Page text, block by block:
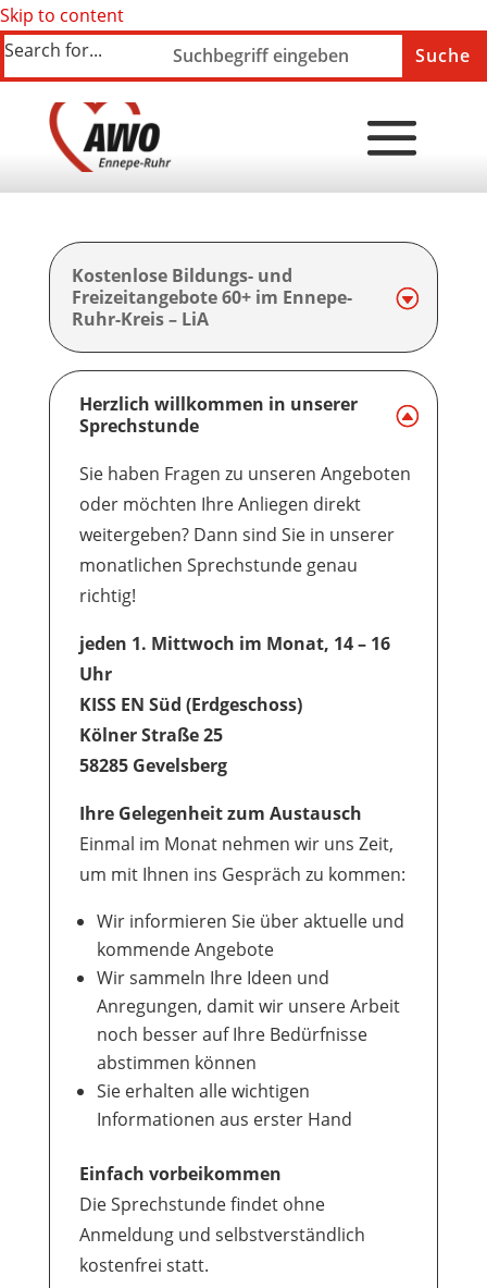
Skip to content
Search for...
Kostenlose Bildungs- und
Freizeitangebote 60+ im Ennepe-
Ruhr-Kreis – LiA
Herzlich willkommen in unserer
Sprechstunde
Sie haben Fragen zu unseren Angeboten
oder möchten Ihre Anliegen direkt
weitergeben? Dann sind Sie in unserer
monatlichen Sprechstunde genau
richtig!
jeden 1. Mittwoch im Monat, 14 – 16
Uhr
KISS EN Süd (Erdgeschoss)
Kölner Straße 25
58285 Gevelsberg
Ihre Gelegenheit zum Austausch
Einmal im Monat nehmen wir uns Zeit,
um mit Ihnen ins Gespräch zu kommen:
Wir informieren Sie über aktuelle und
kommende Angebote
Wir sammeln Ihre Ideen und
Anregungen, damit wir unsere Arbeit
noch besser auf Ihre Bedürfnisse
abstimmen können
Sie erhalten alle wichtigen
Informationen aus erster Hand
Einfach vorbeikommen
Die Sprechstunde findet ohne
Anmeldung und selbstverständlich
kostenfrei statt.